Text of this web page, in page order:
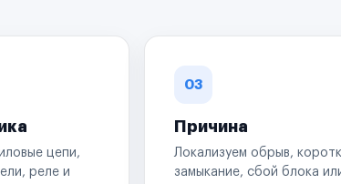
цепи,
реле и
03
Причина
Локализуем обрыв,
замыкание, сбой блока